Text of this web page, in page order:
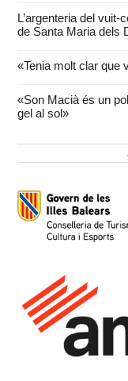
L’argenteria del vuit-
de Santa Maria dels
«Tenia molt clar que
«Son Macià és un
gel al sol»